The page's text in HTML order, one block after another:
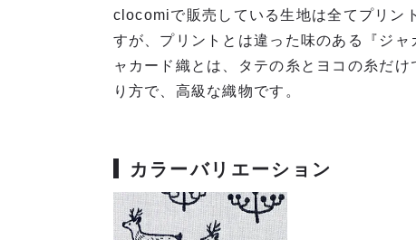
clocomiで販売している生地は全てプリン
すが、プリントとは違った味のある『ジ
ャカード織とは、タテの糸とヨコの糸だ
り方で、高級な織物です。
カラーバリエーション